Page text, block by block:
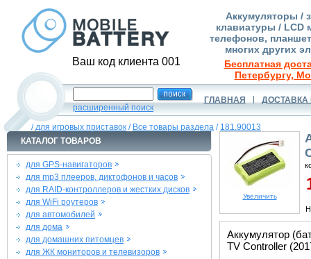
Ваш код клиента 001
Аккумуляторы /
клавиатуры / LCD
телефонов,
многих других
Бесплатная
Петербургу,
расширенный поиск
ГЛАВНАЯ ДОСТАВКА
/для игровых приставок / Все товары раздела / 181.90013
КАТАЛОГ ТОВАРОВ
для GPS-навигаторов
для mp3 плееров, диктофонов и часов
для RAID-контроллеров и жестких дисков
для WiFi роутеров
для автомобилей
для дома
для домашних питомцев
для ЖК мониторов и телевизоров
Увеличить
Аккумулятор
TV Controller